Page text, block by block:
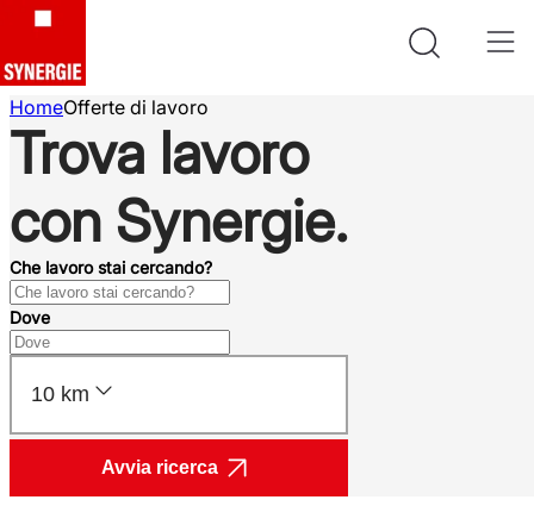
HomeOfferte di lavoro
Trova lavoro
con Synergie.
Che lavoro stai cercando?
Dove
10 km
Avvia ricerca